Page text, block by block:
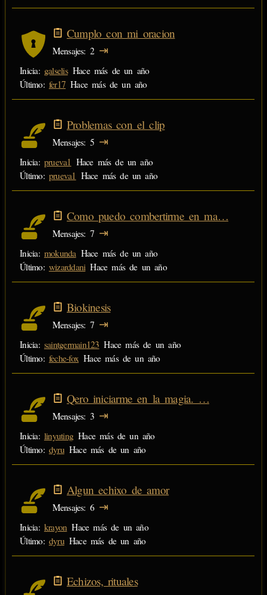
Cumplo con mi oracion
Mensajes 2 ⇥
Inicia: galselis Hace más de un año
Último: fer17 Hace más de un año
Problemas con el clip
Mensajes 5 ⇥
Inicia: prueva1 Hace más de un año
Último: prueva1 Hace más de un año
Como puedo combertirme en ma…
Mensajes 7 ⇥
Inicia: mokunda Hace más de un año
Último: wizarddani Hace más de un año
Biokinesis
Mensajes 7 ⇥
Inicia: saintgermain123 Hace más de un año
Último: feche-fox Hace más de un año
Qero iniciarme en la magia. …
Mensajes 3 ⇥
Inicia: linyuting Hace más de un año
Último: dyru Hace más de un año
Algun echixo de amor
Mensajes 6 ⇥
Inicia: krayon Hace más de un año
Último: dyru Hace más de un año
Echizos, rituales